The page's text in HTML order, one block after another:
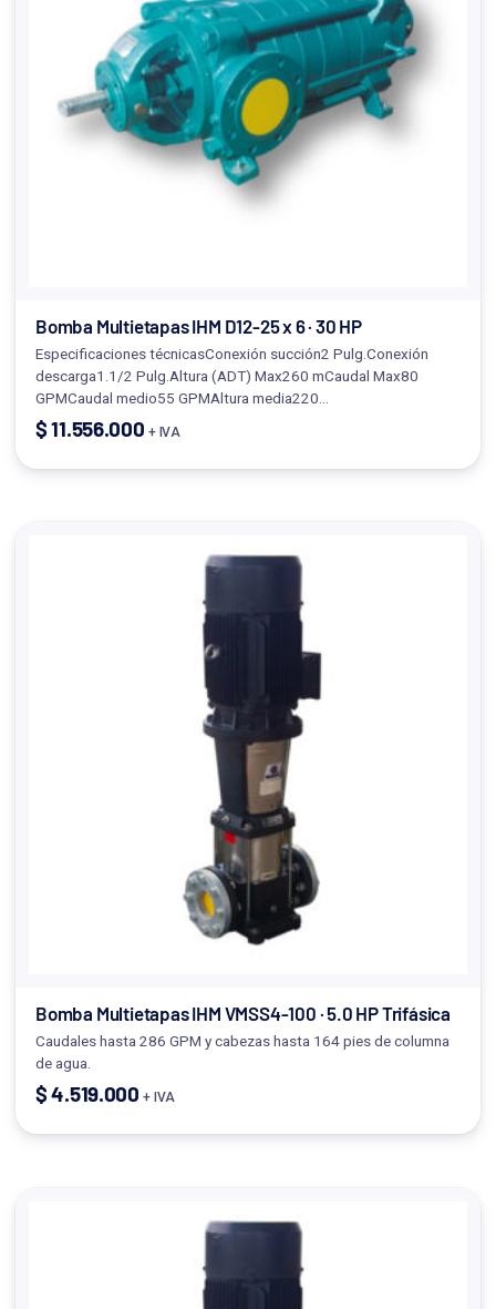
Bomba Multietapas IHM D12-25 x 6 · 30 HP
Especificaciones técnicasConexión succión2 Pulg.Conexión
descarga1.1/2 Pulg.Altura (ADT) Max260 mCaudal Max80
GPMCaudal medio55 GPMAltura media220…
$11.556.000 + IVA
Bomba Multietapas IHM VMSS4-100 · 5.0 HP Trifásica
Caudales hasta 286 GPM y cabezas hasta 164 pies de columna
de agua.
$4.519.000 + IVA